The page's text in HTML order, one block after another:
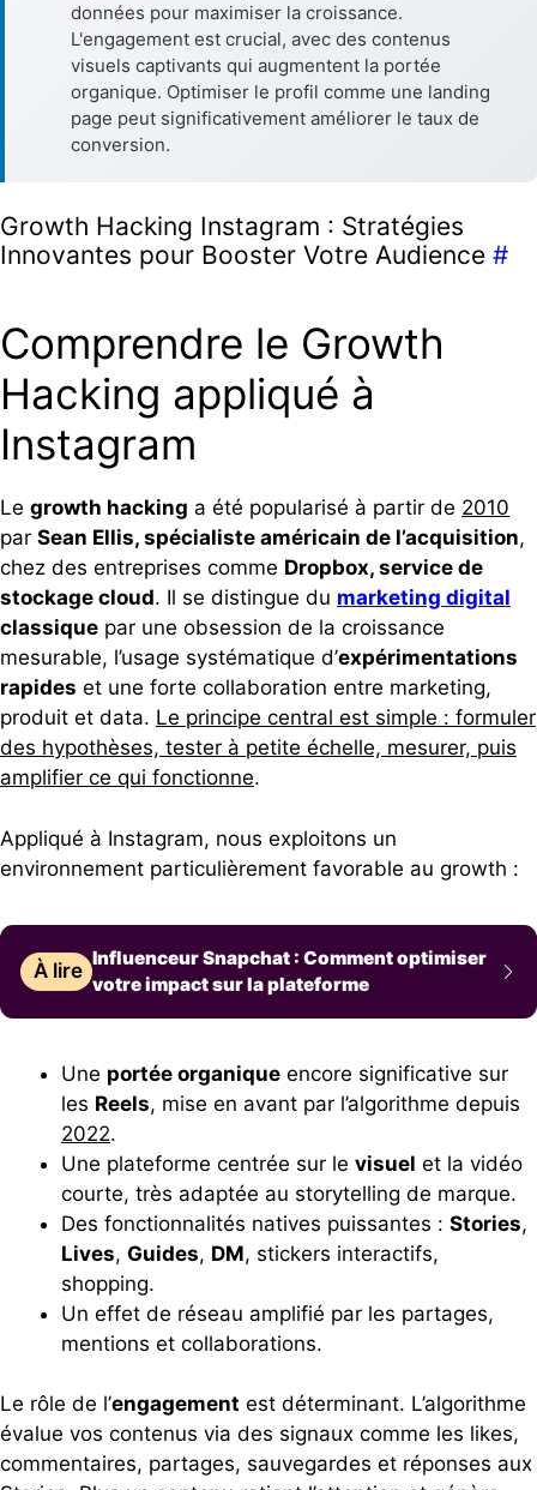
données pour maximiser la croissance.
L'engagement est crucial, avec des contenus
visuels captivants qui augmentent la portée
organique. Optimiser le profil comme une landing
page peut significativement améliorer le taux de
conversion.
Growth Hacking Instagram : Stratégies
Innovantes pour Booster Votre Audience #
Comprendre le Growth
Hacking appliqué à
Instagram
Le growth hacking a été popularisé à partir de 2010
par Sean Ellis, spécialiste américain de l’acquisition,
chez des entreprises comme Dropbox, service de
stockage cloud. Il se distingue du marketing digital
classique par une obsession de la croissance
mesurable, l’usage systématique d’expérimentations
rapides et une forte collaboration entre marketing,
produit et data. Le principe central est simple : formuler
des hypothèses, tester à petite échelle, mesurer, puis
amplifier ce qui fonctionne.
Appliqué à Instagram, nous exploitons un
environnement particulièrement favorable au growth :
À lire
Influenceur Snapchat : Comment optimiser
votre impact sur la plateforme
Une portée organique encore significative sur
les Reels, mise en avant par l’algorithme depuis
2022.
Une plateforme centrée sur le visuel et la vidéo
courte, très adaptée au storytelling de marque.
Des fonctionnalités natives puissantes : Stories,
Lives, Guides, DM, stickers interactifs,
shopping.
Un effet de réseau amplifié par les partages,
mentions et collaborations.
Le rôle de l’engagement est déterminant. L’algorithme
évalue vos contenus via des signaux comme les likes,
commentaires, partages, sauvegardes et réponses aux